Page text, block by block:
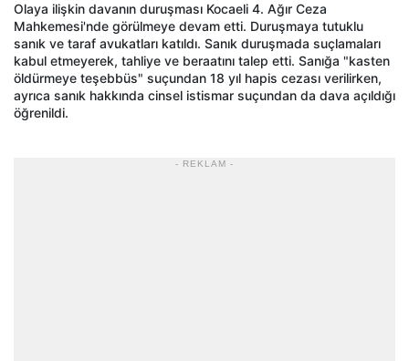
Olaya ilişkin davanın duruşması Kocaeli 4. Ağır Ceza
Mahkemesi'nde görülmeye devam etti. Duruşmaya tutuklu
sanık ve taraf avukatları katıldı. Sanık duruşmada suçlamaları
kabul etmeyerek, tahliye ve beraatını talep etti. Sanığa "kasten
öldürmeye teşebbüs" suçundan 18 yıl hapis cezası verilirken,
ayrıca sanık hakkında cinsel istismar suçundan da dava açıldığı
öğrenildi.
- REKLAM -